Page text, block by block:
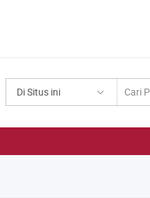
Di Situs ini